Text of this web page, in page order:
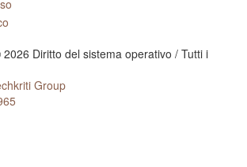
Diritto del sistema operativo / Tutti i
Group